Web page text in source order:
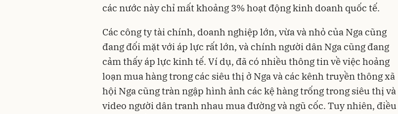
các nước này chỉ mất khoảng 3% hoạt động kinh doanh quốc tế.
Các công ty tài chính, doanh nghiệp lớn, vừa và nhỏ của Ngacũng
đang đối mặt với áp lực rất lớn, và chính người dân Nga cũng đang
cảm thấy áp lực kinh tế. Ví dụ, đã có nhiều thông tin về việc hoảng
loạn mua hàng trong các siêu thị ở Nga và các kênh truyền thông xã
hội Nga cũng tràn ngập hình ảnh các kệ hàng trống trong siêu thị và
video người dân tranh nhau mua đường và ngũ cốc. Tuy nhiên, điều